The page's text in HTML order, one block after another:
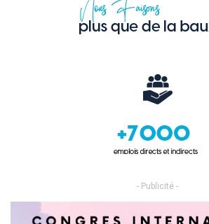
- Publicité -